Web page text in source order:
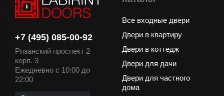
+7 (495) 085-00-92
Рязанский проспект 2
корп. 3
Ежедневно с 10:00 до
22:00
Все входные двери
Двери в квартиру
Двери в коттедж
Двери для дачи
Двери для частного
дома